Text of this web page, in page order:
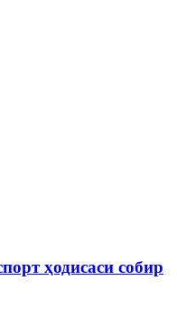
ҳодисаси собир